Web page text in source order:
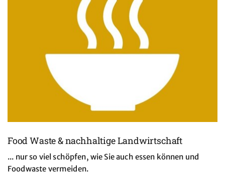
Food Waste & nachhaltige Landwirtschaft
... nur so viel schöpfen, wie Sie auch essen können und
Foodwaste vermeiden.